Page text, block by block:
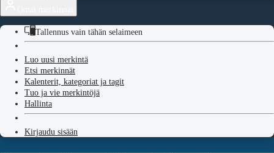
Tallennus vain tähän selaimeen
Luo uusi merkintä
Etsi merkinnät
Kalenterit, kategoriat ja tagit
Tuo ja vie merkintöjä
Hallinta
Kirjaudu sisään